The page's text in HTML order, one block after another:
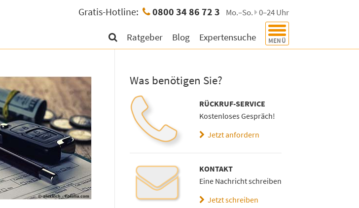
Gratis-Hotline: 0800 34 86 72 3 Mo.–So. 0–24 Uhr
Ratgeber Blog Expertensuche MENÜ
Was benötigen Sie?
RÜCKRUF-SERVICE
Kostenloses Gespräch!
Jetzt anfordern
KONTAKT
Eine Nachricht schreiben
Jetzt schreiben